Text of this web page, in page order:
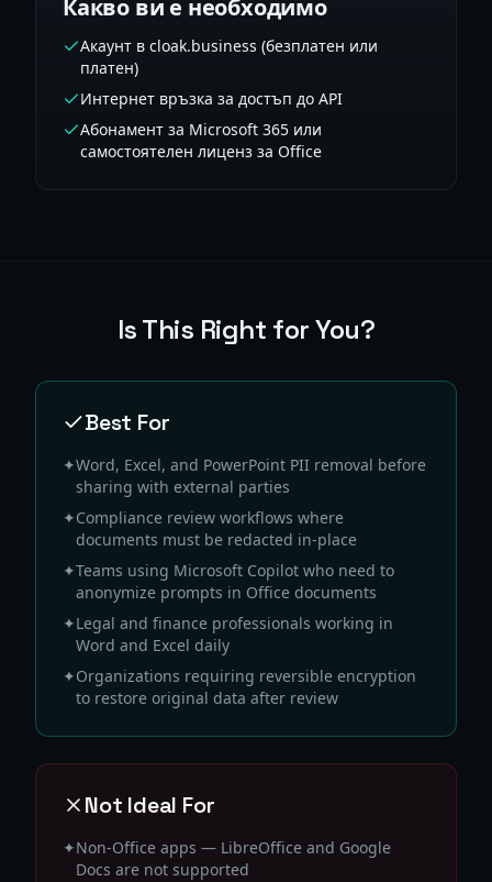
Какво ви е необходимо
Акаунт в cloak.business (безплатен или
платен)
Интернет връзка за достъп до API
Абонамент за Microsoft 365 или
самостоятелен лиценз за Office
Is This Right for You?
Best For
✦Word, Excel, and PowerPoint PII removal before
sharing with external parties
✦Compliance review workflows where
documents must be redacted in-place
✦Teams using Microsoft Copilot who need to
anonymize prompts in Office documents
✦Legal and finance professionals working in
Word and Excel daily
✦Organizations requiring reversible encryption
to restore original data after review
Not Ideal For
✦Non-Office apps — LibreOffice and Google
Docs are not supported